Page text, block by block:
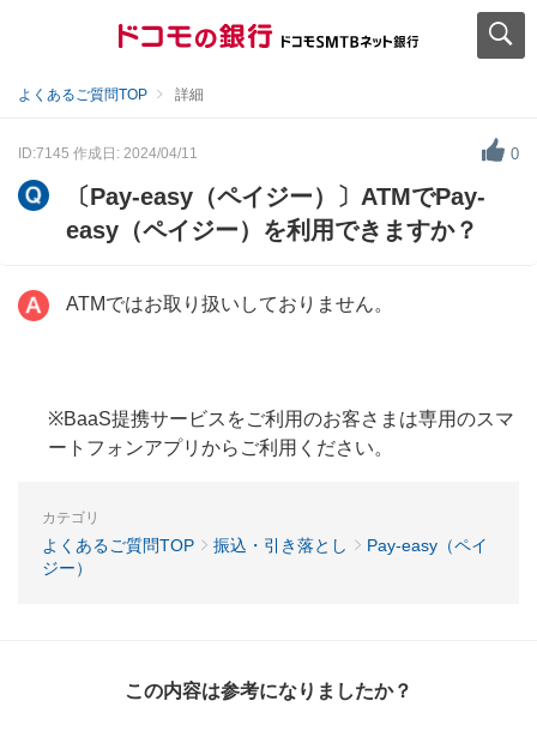
よくあるご質問TOP 詳細
ID:7145 作成日: 2024/04/11 0
〔Pay-easy（ペイジー）〕ATMでPay-
easy（ペイジー）を利用できますか？
ATMではお取り扱いしておりません。
※BaaS提携サービスをご利用のお客さまは専用のスマ
ートフォンアプリからご利用ください。
カテゴリ
よくあるご質問TOP 振込・引き落とし
Pay-easy（ペイ
ジー）
この内容は参考になりましたか？